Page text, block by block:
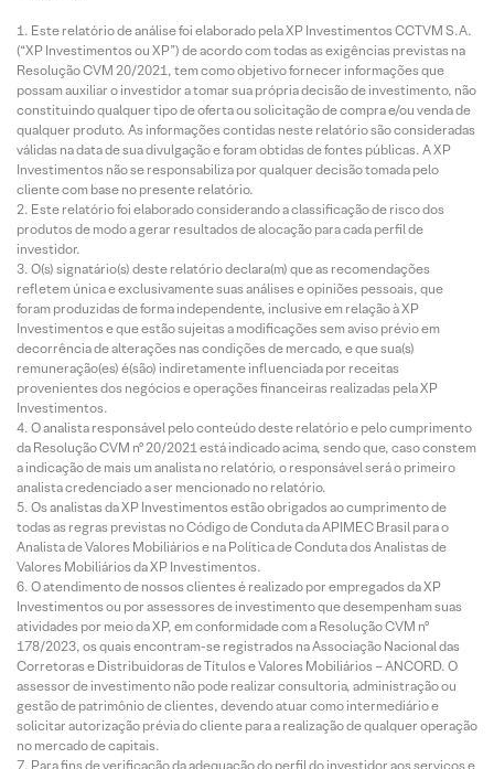
Este relatório de análise foi elaborado pela XP Investimentos CCTVM S.A.
(“XP Investimentos ou XP”) de acordo com todas as exigências previstas na
Resolução CVM 20/2021, tem como objetivo fornecer informações que
possam auxiliar o investidor a tomar sua própria decisão de investimento, não
constituindo qualquer tipo de oferta ou solicitação de compra e/ou venda de
qualquer produto. As informações contidas neste relatório são consideradas
válidas na data de sua divulgação e foram obtidas de fontes públicas. A XP
Investimentos não se responsabiliza por qualquer decisão tomada pelo
cliente com base no presente relatório.
Este relatório foi elaborado considerando a classificação de risco dos
produtos de modo a gerar resultados de alocação para cada perfil de
investidor.
O(s) signatário(s) deste relatório declara(m) que as recomendações
refletem única e exclusivamente suas análises e opiniões pessoais, que
foram produzidas de forma independente, inclusive em relação à XP
Investimentos e que estão sujeitas a modificações sem aviso prévio em
decorrência de alterações nas condições de mercado, e que sua(s)
remuneração(es) é(são) indiretamente influenciada por receitas
provenientes dos negócios e operações financeiras realizadas pela XP
Investimentos.
O analista responsável pelo conteúdo deste relatório e pelo cumprimento
da Resolução CVM nº 20/2021 está indicado acima, sendo que, caso constem
a indicação de mais um analista no relatório, o responsável será o primeiro
analista credenciado a ser mencionado no relatório.
Os analistas da XP Investimentos estão obrigados ao cumprimento de
todas as regras previstas no Código de Conduta da APIMEC Brasil para o
Analista de Valores Mobiliários e na Política de Conduta dos Analistas de
Valores Mobiliários da XP Investimentos.
O atendimento de nossos clientes é realizado por empregados da XP
Investimentos ou por assessores de investimento que desempenham suas
atividades por meio da XP, em conformidade com a Resolução CVM nº
178/2023, os quais encontram-se registrados na Associação Nacional das
Corretoras e Distribuidoras de Títulos e Valores Mobiliários – ANCORD. O
assessor de investimento não pode realizar consultoria, administração ou
gestão de patrimônio de clientes, devendo atuar como intermediário e
solicitar autorização prévia do cliente para a realização de qualquer operação
no mercado de capitais.
Para fins de verificação da adequação do perfil do investidor aos serviços e